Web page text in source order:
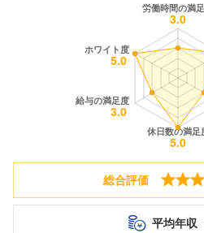
総合評価
平均年収